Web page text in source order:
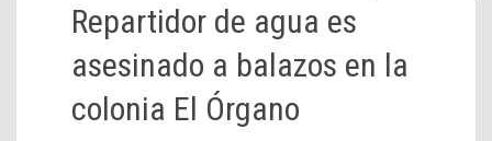
Repartidor de agua es
asesinado a balazos en la
colonia El Órgano